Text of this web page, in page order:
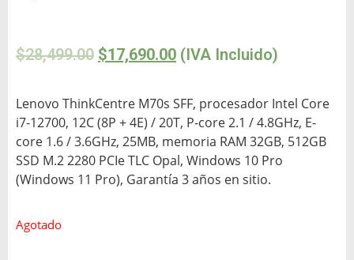
$28,499.00 $17,690.00 (IVA Incluido)
Lenovo ThinkCentre M70s SFF, procesador Intel Core
i7-12700, 12C (8P + 4E) / 20T, P-core 2.1 / 4.8GHz, E-
core 1.6 / 3.6GHz, 25MB, memoria RAM 32GB, 512GB
SSD M.2 2280 PCIe TLC Opal, Windows 10 Pro
(Windows 11 Pro), Garantía 3 años en sitio.
Agotado